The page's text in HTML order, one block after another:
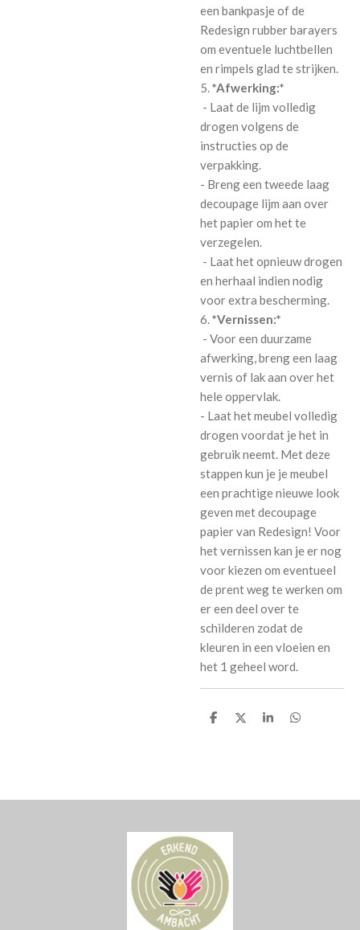
een bankpasje of de
Redesign rubber barayers
om eventuele luchtbellen
en rimpels glad te strijken.
5.*Afwerking:*
- Laat de lijm volledig
drogen volgens de
instructies op de
verpakking.
- Breng een tweede laag
decoupage lijm aan over
het papier om het te
verzegelen.
- Laat het opnieuw drogen
en herhaal indien nodig
voor extra bescherming.
6.*Vernissen:*
- Voor een duurzame
afwerking, breng een laag
vernis of lak aan over het
hele oppervlak.
- Laat het meubel volledig
drogen voordat je het in
gebruik neemt. Met deze
stappen kun je je meubel
een prachtige nieuwe look
geven met decoupage
papier van Redesign! Voor
het vernissen kan je er nog
voor kiezen om eventueel
de prent weg te werken om
er een deel over te
schilderen zodat de
kleuren in een vloeien en
het 1 geheel word.
D
D
S
D